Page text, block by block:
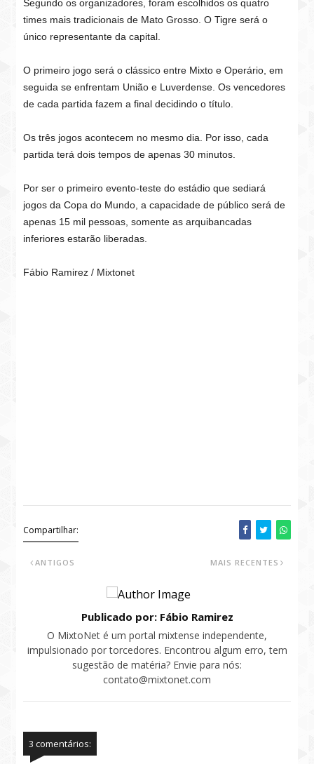
Segundo os organizadores, foram escolhidos os quatro
times mais tradicionais de Mato Grosso. O Tigre será o
único representante da capital.
O primeiro jogo será o clássico entre Mixto e Operário, em
seguida se enfrentam União e Luverdense. Os vencedores
de cada partida fazem a final decidindo o título.
Os três jogos acontecem no mesmo dia. Por isso, cada
partida terá dois tempos de apenas 30 minutos.
Por ser o primeiro evento-teste do estádio que sediará
jogos da Copa do Mundo, a capacidade de público será de
apenas 15 mil pessoas, somente as arquibancadas
inferiores estarão liberadas.
Fábio Ramirez / Mixtonet
Compartilhar:
MAIS RECENTES
ANTIGOS
Publicado por: Fábio Ramirez
O MixtoNet é um portal mixtense independente,
impulsionado por torcedores. Encontrou algum erro, tem
sugestão de matéria? Envie para nós:
contato@mixtonet.com
3 comentários: